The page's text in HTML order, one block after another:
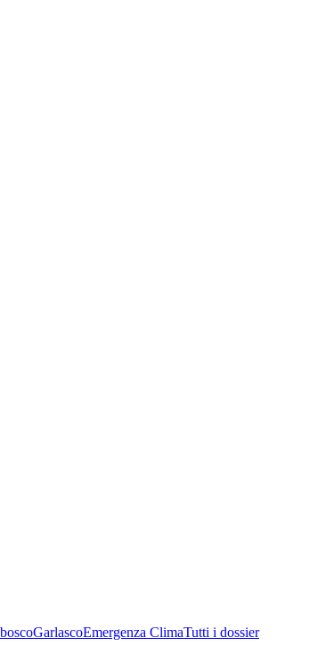
GarlascoEmergenza ClimaTutti i dossier